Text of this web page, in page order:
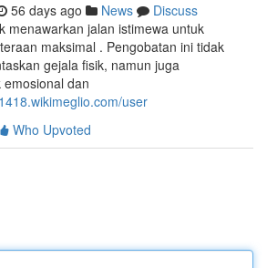
56 days ago News
Discuss
menawarkan jalan istimewa untuk
maksimal . Pengobatan ini tidak
gejala fisik, namun juga
dan
user
Who Upvoted